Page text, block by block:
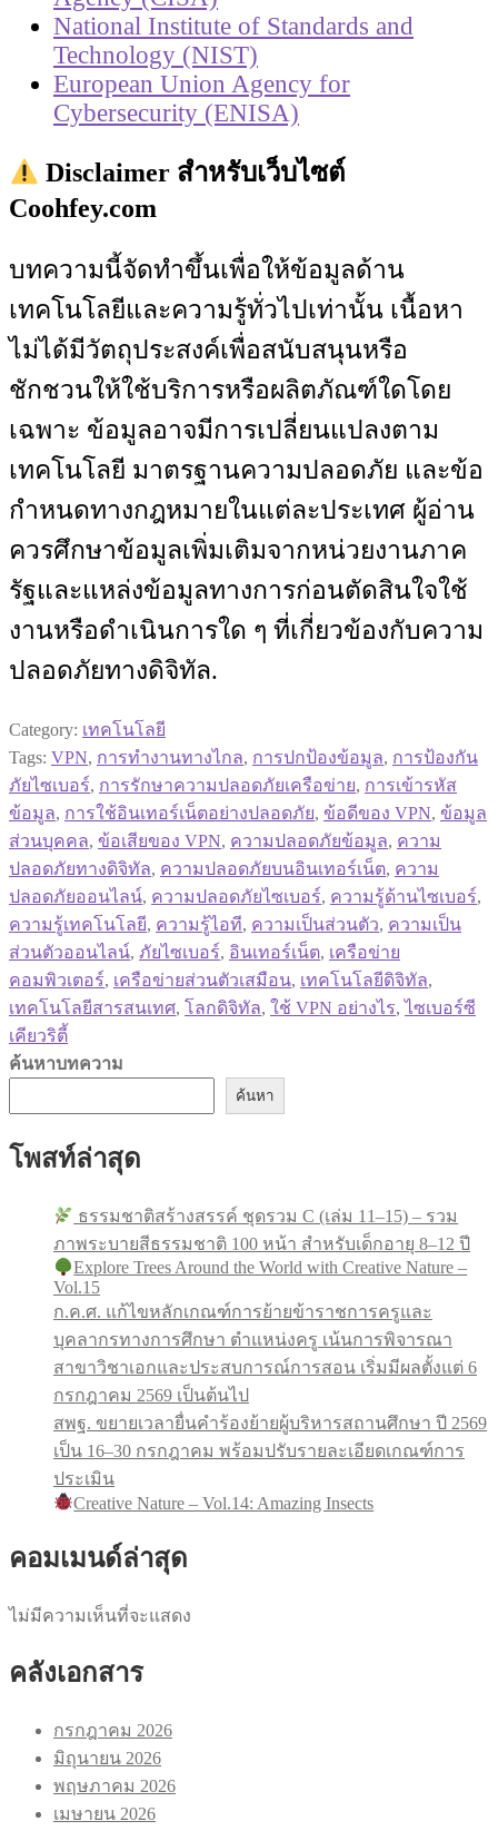
National Institute of Standards and
Technology (NIST)
European Union Agency for
Cybersecurity (ENISA)
Disclaimer สำหรับเว็บไซต์
Coohfey.com
บทความนี้จัดทำขึ้นเพื่อให้ข้อมูลด้าน
เทคโนโลยีและความรู้ทั่วไปเท่านั้น เนื้อหา
ไม่ได้มีวัตถุประสงค์เพื่อสนับสนุนหรือ
ชักชวนให้ใช้บริการหรือผลิตภัณฑ์ใดโดย
เฉพาะ ข้อมูลอาจมีการเปลี่ยนแปลงตาม
เทคโนโลยี มาตรฐานความปลอดภัย และข้อ
กำหนดทางกฎหมายในแต่ละประเทศ ผู้อ่าน
ควรศึกษาข้อมูลเพิ่มเติมจากหน่วยงานภาค
รัฐและแหล่งข้อมูลทางการก่อนตัดสินใจใช้
งานหรือดำเนินการใด ๆ ที่เกี่ยวข้องกับความ
ปลอดภัยทางดิจิทัล.
Category: เทคโนโลยี
Tags: VPN, การทำงานทางไกล, การปกป้องข้อมูล, การป้องกัน
ภัยไซเบอร์, การรักษาความปลอดภัยเครือข่าย, การเข้ารหัส
ข้อมูล, การใช้อินเทอร์เน็ตอย่างปลอดภัย, ข้อดีของ VPN, ข้อมูล
ส่วนบุคคล, ข้อเสียของ VPN, ความปลอดภัยข้อมูล, ความ
ปลอดภัยทางดิจิทัล, ความปลอดภัยบนอินเทอร์เน็ต, ความ
ปลอดภัยออนไลน์, ความปลอดภัยไซเบอร์, ความรู้ด้านไซเบอร์,
ความรู้เทคโนโลยี, ความรู้ไอที, ความเป็นส่วนตัว, ความเป็น
ส่วนตัวออนไลน์, ภัยไซเบอร์, อินเทอร์เน็ต, เครือข่าย
คอมพิวเตอร์, เครือข่ายส่วนตัวเสมือน, เทคโนโลยีดิจิทัล,
เทคโนโลยีสารสนเทศ, โลกดิจิทัล, ใช้ VPN อย่างไร,ไซเบอร์ซี
เคียวริตี้
ค้นหาบทความ
ค้นหา
โพสท์ล่าสุด
ธรรมชาติสร้างสรรค์ ชุดรวม C (เล่ม 11–15) – รวม
ภาพระบายสีธรรมชาติ 100 หน้า สำหรับเด็กอายุ 8–12 ปี
Explore Trees Around the World with Creative Nature –
Vol.15
ก.ค.ศ. แก้ไขหลักเกณฑ์การย้ายข้าราชการครูและ
บุคลากรทางการศึกษา ตำแหน่งครู เน้นการพิจารณา
สาขาวิชาเอกและประสบการณ์การสอน เริ่มมีผลตั้งแต่ 6
กรกฎาคม 2569 เป็นต้นไป
สพฐ. ขยายเวลายื่นคำร้องย้ายผู้บริหารสถานศึกษา ปี 2569
เป็น 16–30 กรกฎาคม พร้อมปรับรายละเอียดเกณฑ์การ
ประเมิน
Creative Nature – Vol.14: Amazing Insects
คอมเมนด์ล่าสุด
ไม่มีความเห็นที่จะแสดง
คลังเอกสาร
กรกฎาคม 2026
มิถุนายน 2026
พฤษภาคม 2026
เมษายน 2026